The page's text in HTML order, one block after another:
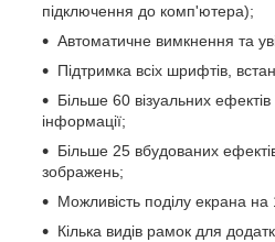
підключення до комп'ютера);
Автоматичне вимкнення та
Підтримка всіх шрифтів,
Більше 60 візуальних
інформації;
Більше 25 вбудованих ефектів
зображень;
Можливість поділу екрана
Кілька видів рамок для